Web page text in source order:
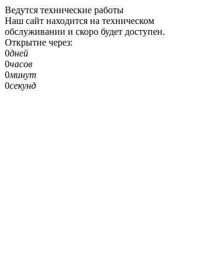
Ведутся технические работы
Наш сайт находится на техническом
обслуживании и скоро будет доступен.
Открытие через:
0дней
0часов
0минут
0секунд